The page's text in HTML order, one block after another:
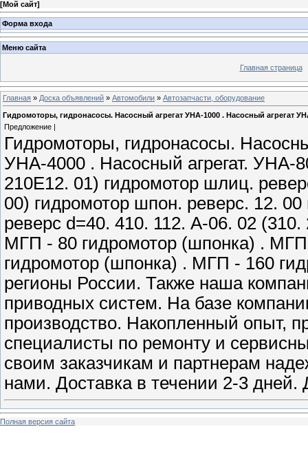
[Мой сайт]
Форма входа
Меню сайта
Главная страница
Главная » Доска объявлений » Автомобили » Автозапчасти, оборудование
Гидромоторы, гидронасосы. Насосный агрегат УНА-1000 . Насосный агрегат
Предложение |
Гидромоторы, гидронасосы.
УНА-4000 . Насосный агрегат. УНА-
210Е12. 01) гидромотор шлиц.
00) гидромотор шпон. реверс. 12.
реверс d=40. 410. 112. А-06. 02
МГП - 80 гидромотор (шпонка) .
гидромотор (шпонка) . МГП - 160
регионы России. Также наша
приводных систем. На базе
производство. Накопленный опыт,
специалисты по ремонту и
своим заказчикам и партнерам
нами. Доставка в течении 2-3
Полная версия сайта